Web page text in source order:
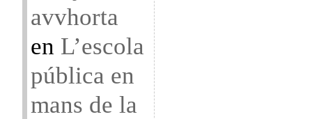
avvhorta
en L’escola
pública en
mans de la